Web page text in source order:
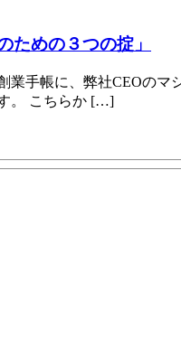
ための３つの掟」
業手帳に、弊社CEOの
。 こちらか […]